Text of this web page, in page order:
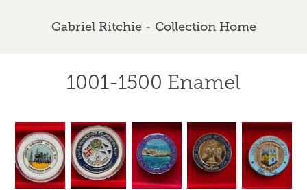
Gabriel Ritchie - Collection Home
1001-1500 Enamel